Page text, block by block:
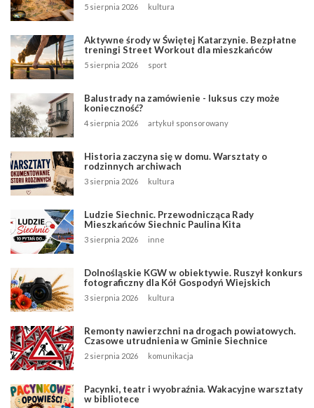
5 sierpnia 2026 kultura
Aktywne środy w Świętej Katarzynie. Bezpłatne
treningi Street Workout dla mieszkańców
5 sierpnia 2026 sport
Balustrady na zamówienie - luksus czy może
konieczność?
4 sierpnia 2026 artykuł sponsorowany
Historia zaczyna się w domu. Warsztaty o
rodzinnych archiwach
3 sierpnia 2026 kultura
Ludzie Siechnic. Przewodnicząca Rady
Mieszkańców Siechnic Paulina Kita
3 sierpnia 2026 inne
Dolnośląskie KGW w obiektywie. Ruszył konkurs
fotograficzny dla Kół Gospodyń Wiejskich
3 sierpnia 2026 kultura
Remonty nawierzchni na drogach powiatowych.
Czasowe utrudnienia w Gminie Siechnice
2 sierpnia 2026 komunikacja
Pacynki, teatr i wyobraźnia. Wakacyjne warsztaty
w bibliotece